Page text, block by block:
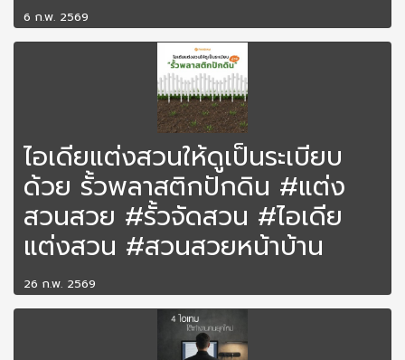
6 ก.พ. 2569
ไอเดียแต่งสวนให้ดูเป็นระเบียบ
ด้วย รั้วพลาสติกปักดิน #แต่ง
สวนสวย #รั้วจัดสวน #ไอเดีย
แต่งสวน #สวนสวยหน้าบ้าน
26 ก.พ. 2569